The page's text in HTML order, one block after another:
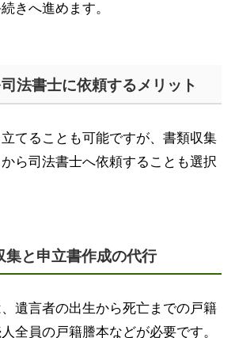
きへ進めます。
法書士に依頼するメリット
てることも可能ですが、書類収集
ら司法書士へ依頼することも選択
集と申立書作成の代行
遺言者の出生から死亡までの戸籍
全員の戸籍謄本などが必要です。